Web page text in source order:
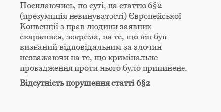
Посилаючись, по суті, на статтю 6§2
(презумпція невинуватості) Європейської
Конвенції з прав людини заявник
скаржився, зокрема, на те, що він був
визнаний відповідальним за злочин
незважаючи на те, що кримінальне
провадження проти нього було припинене.
Відсутність порушення статті 6§2